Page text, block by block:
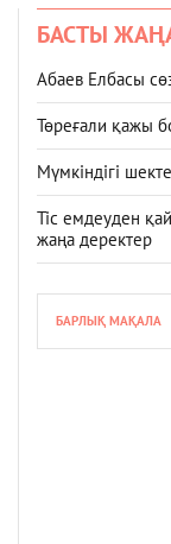
БАСТЫ
Абаев Елбасы
Төреғали қажы
Мүмкіндігі
Тіс емдеуден
жаңа деректер
БАРЛЫҚ МАҚАЛА